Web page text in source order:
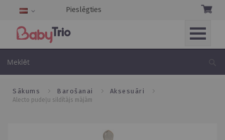
Pieslēgties
Skip
Content
Language
sākums barošanai aksesuāri
alecto pudeļu sildītājs mājām